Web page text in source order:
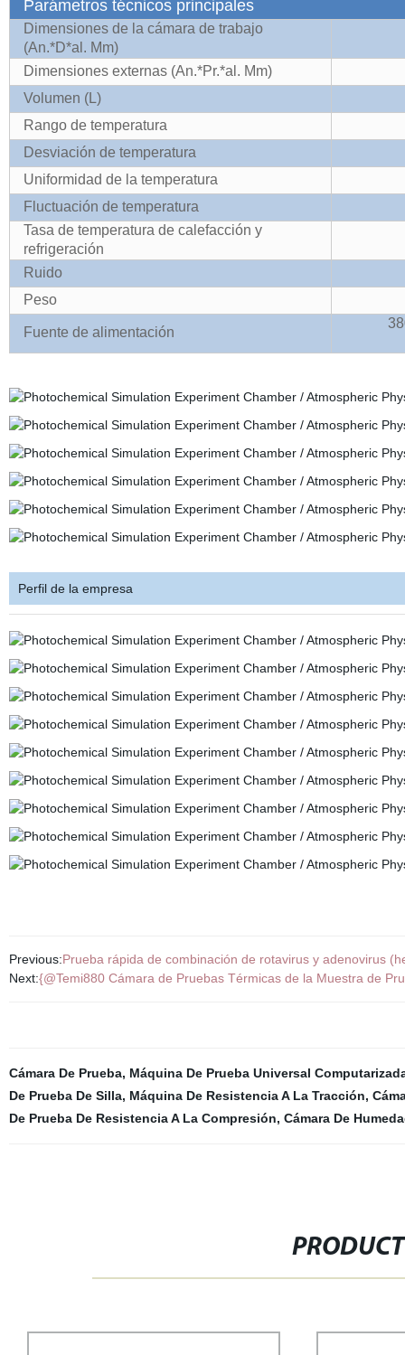
Parámetros técnicos principales
Dimensiones de la cámara de trabajo
(An.*D*al. Mm)
Dimensiones externas(An.*Pr.*al. Mm)
Volumen (L)
Rango de temperatura
Desviación de temperatura
Uniformidad de la temperatura
Fluctuación de temperatura
Tasa de temperatura de calefacción y
refrigeración
Ruido
Peso
Fuente de alimentación
Perfil de la empresa
Previous:Prueba rápida de combinación de rotavirus y adenovirus
Next:{@Temi880 Cámara de Pruebas Térmicas de la Muestra de
Cámara De Prueba, Máquina De Prueba Universal
De Prueba De Silla, Máquina De Resistencia A La Tracción,
De Prueba De Resistencia A La Compresión, Cámara De